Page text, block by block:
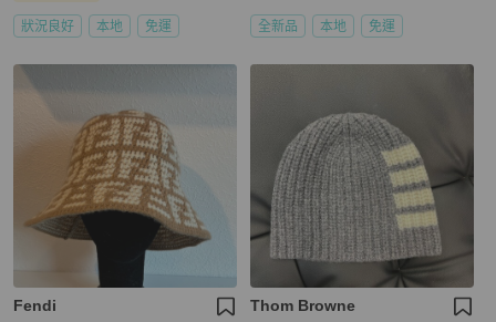
狀況良好 本地 免運 全新品 本地 免運
Fendi Thom Browne